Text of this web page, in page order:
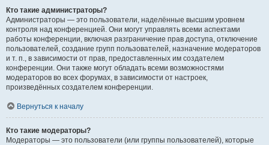
Кто такие администраторы?
Администраторы — это пользователи, наделённые высшим уровнем
контроля над конференцией. Они могут управлять всеми аспектами
работы конференции, включая разграничение прав доступа, отключение
пользователей, создание групп пользователей, назначение модераторов
и т. п., в зависимости от прав, предоставленных им создателем
конференции. Они также могут обладать всеми возможностями
модераторов во всех форумах, в зависимости от настроек,
произведённых создателем конференции.
Вернуться к началу
Кто такие модераторы?
Модераторы — это пользователи (или группы пользователей), которые